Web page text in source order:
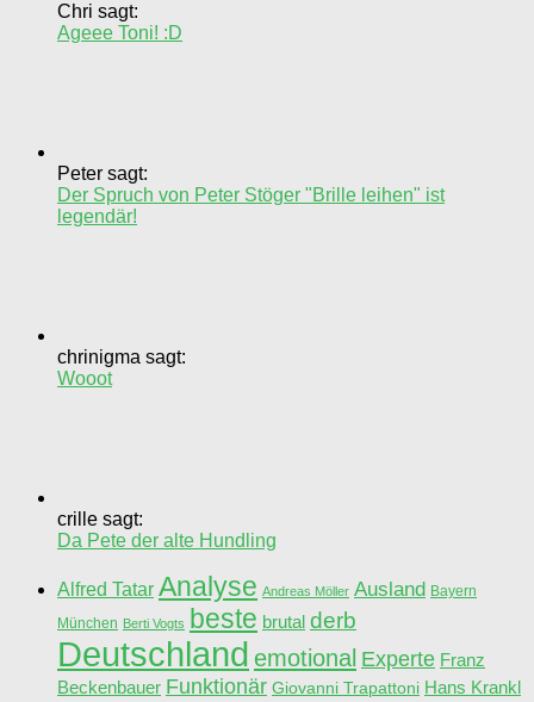
Chri sagt:
Ageee Toni! :D
Peter sagt:
Der Spruch von Peter Stöger "Brille leihen" ist
legendär!
chrinigma sagt:
Wooot
crille sagt:
Da Pete der alte Hundling
Alfred Tatar Analyse Andreas Möller Ausland Bayern
München Berti Vogts beste brutal derb
Deutschland emotional Experte Franz
Beckenbauer Funktionär Giovanni Trapattoni Hans Krankl